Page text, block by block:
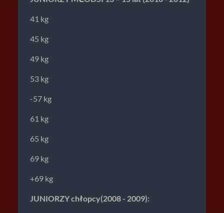
41 kg
45 kg
49 kg
53 kg
-57 kg
61 kg
65 kg
69 kg
+69 kg
JUNIORZY chłopcy(2008 - 2009):